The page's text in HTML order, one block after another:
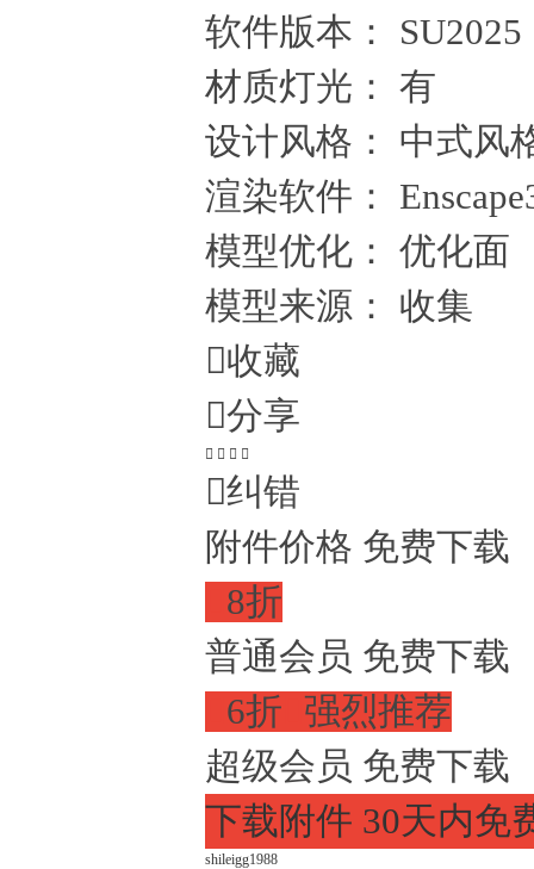
软件版本：
SU2025
材质灯光：
有
设计风格：
中式风
渲染软件：
模型优化：
优化面
模型来源：
收集
收藏
分享
   
纠错
附件价格 免费下载
8折
普通会员 免费下载
6折 强烈推荐
超级会员 免费下载
下载附件 30天内免
shileigg1988